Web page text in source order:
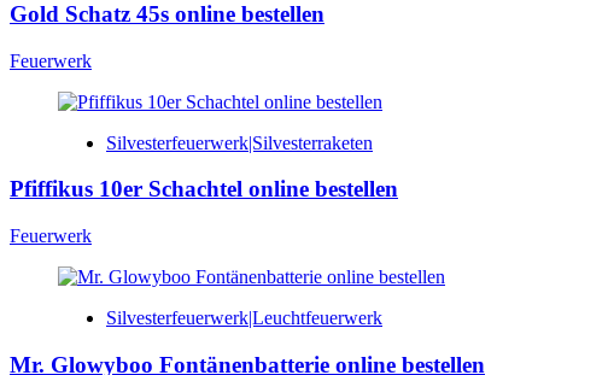
Gold Schatz 45s online bestellen
Feuerwerk
Silvesterfeuerwerk|Silvesterraketen
Pfiffikus 10er Schachtel online bestellen
Feuerwerk
Silvesterfeuerwerk|Leuchtfeuerwerk
Mr. Glowyboo Fontänenbatterie online bestellen